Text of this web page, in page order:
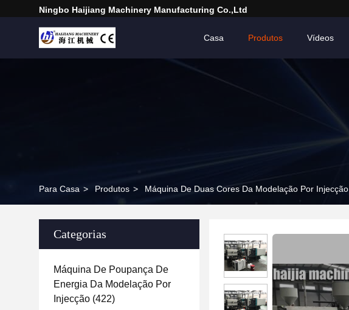
Ningbo Haijiang Machinery Manufacturing Co.,Ltd
Casa Produtos Vídeos
Para Casa > Produtos > Máquina De Duas Cores Da Modelação Por Injecção
Categorias
Máquina De Poupança De
Energia Da Modelação Por
Injecção (422)